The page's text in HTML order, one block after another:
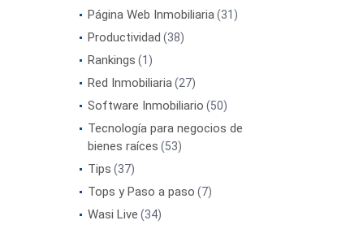
Página Web Inmobiliaria(31)
Productividad (38)
Rankings (1)
Red Inmobiliaria(27)
Software Inmobiliario (50)
Tecnología para negocios de
bienes raíces (53)
Tips (37)
Tops y Paso a paso (7)
Wasi Live (34)